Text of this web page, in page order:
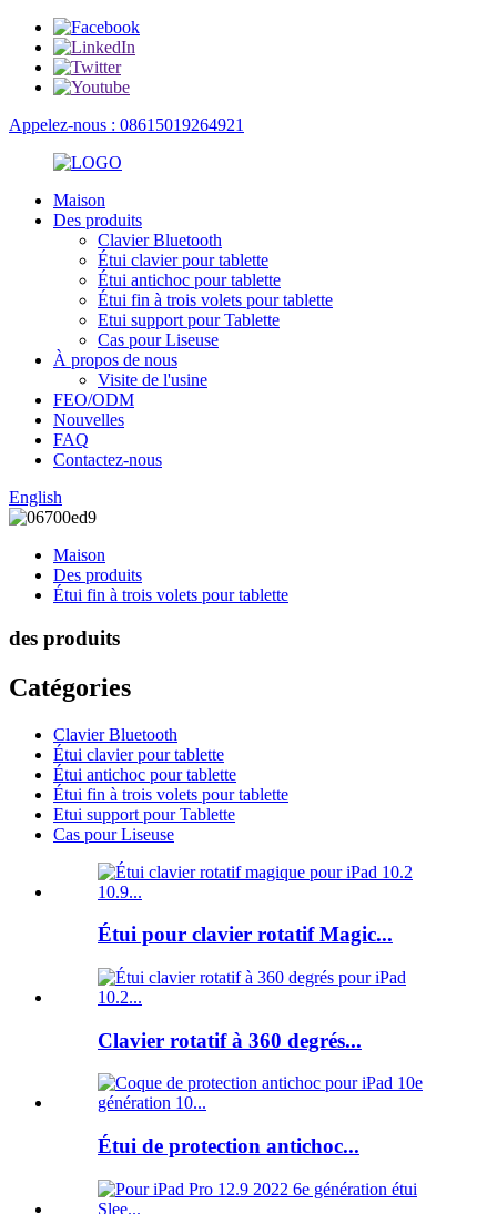
Appelez-nous : 08615019264921
Maison
Des produits
Clavier Bluetooth
Étui clavier pour tablette
Étui antichoc pour tablette
Étui fin à trois volets pour tablette
Etui support pour Tablette
Cas pour Liseuse
À propos de nous
Visite de l'usine
FEO/ODM
Nouvelles
FAQ
Contactez-nous
English
Maison
Des produits
Étui fin à trois volets pour tablette
des produits
Catégories
Clavier Bluetooth
Étui clavier pour tablette
Étui antichoc pour tablette
Étui fin à trois volets pour tablette
Etui support pour Tablette
Cas pour Liseuse
Étui pour clavier rotatif Magic...
Clavier rotatif à 360 degrés...
Étui de protection antichoc...